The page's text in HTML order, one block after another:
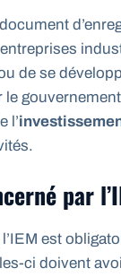
document
de se
le
l’
par
est
ci doivent